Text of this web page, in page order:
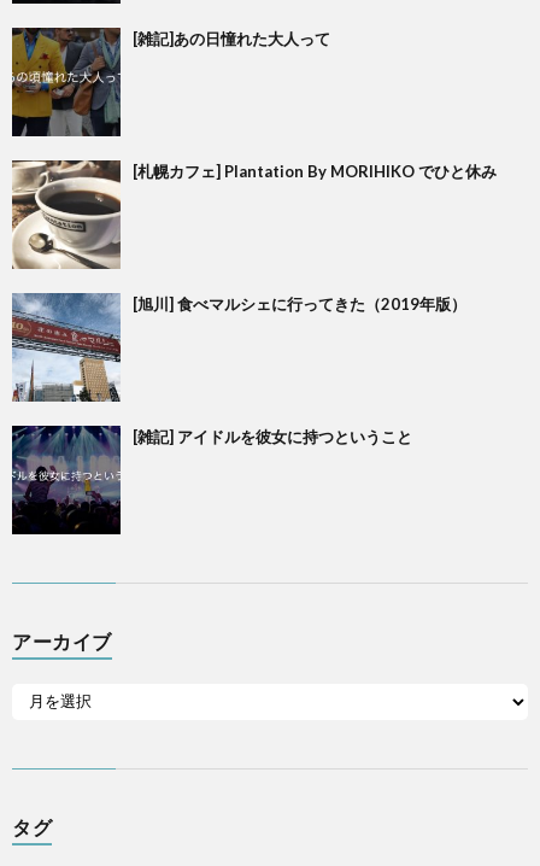
[雑記]あの日憧れた大人って
[札幌カフェ] Plantation By MORIHIKO でひと休み
[旭川] 食べマルシェに行ってきた（2019年版）
[雑記] アイドルを彼女に持つということ
アーカイブ
タグ